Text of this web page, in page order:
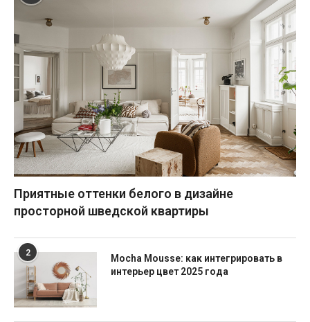
Приятные оттенки белого в дизайне
просторной шведской квартиры
2
Mocha Mousse: как интегрировать в
интерьер цвет 2025 года